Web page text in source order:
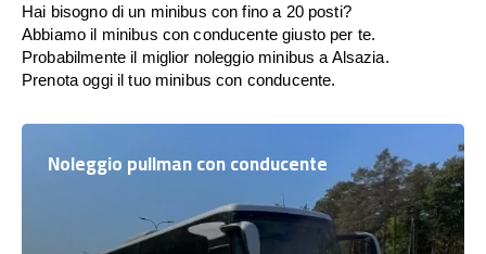
Hai bisogno di un minibus con fino a 20 posti?
Abbiamo il minibus con conducente giusto per te.
Probabilmente il miglior noleggio minibus a Alsazia.
Prenota oggi il tuo minibus con conducente.
Noleggio pullman con conducente